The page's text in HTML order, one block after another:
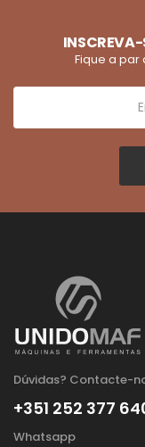
INSCREVA-
Fique a par
Dúvidas? Contacte-
+351 252 377
Whatsapp